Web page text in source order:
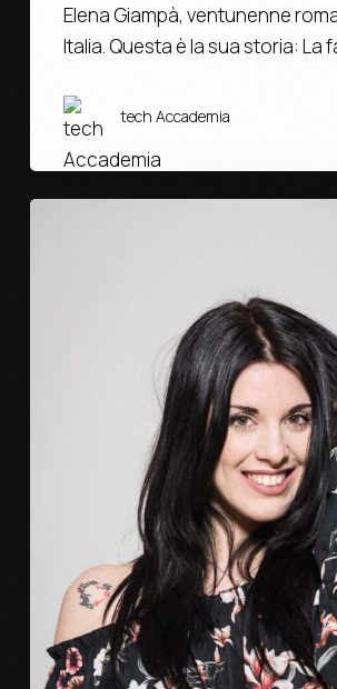
Elena Giampà, ventunenne
Italia. Questa è la sua storia: La
tech Accademia